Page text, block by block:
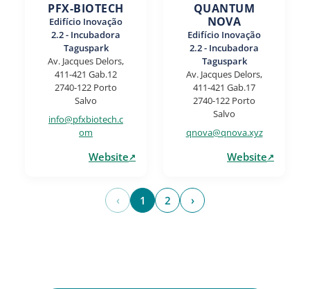
PFX-BIOTECH
Edifício Inovação
2.2 - Incubadora
Taguspark
Av. Jacques Delors,
411-421 Gab.12
2740-122 Porto
Salvo
info@pfxbiotech.c
om
Website
QUANTUM
NOVA
Edifício Inovação
2.2 - Incubadora
Taguspark
Av. Jacques Delors,
411-421 Gab.17
2740-122 Porto
Salvo
qnova@qnova.xyz
Website
‹ 1 2 ›